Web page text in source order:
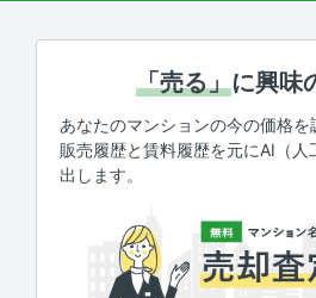
「売る」に興味
あなたのマンションの今の価格を
販売履歴と賃料履歴を元にAI（人
出します。